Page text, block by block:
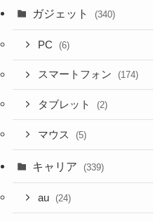
ガジェット (340)
PC (6)
スマートフォン (174)
タブレット (2)
マウス (5)
キャリア (339)
au (24)